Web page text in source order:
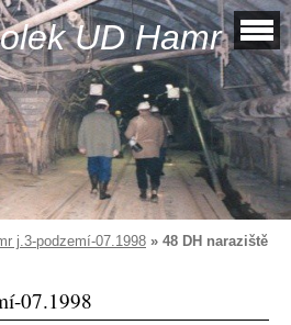
UD Hamr
j.3-podzemí-07.1998 » 48 DH naraziště
07.1998